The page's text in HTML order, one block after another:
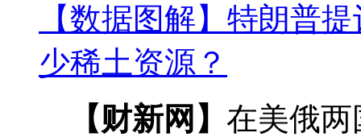
【数据图解】特朗普
少稀土资源？
【财新网】 在美俄两